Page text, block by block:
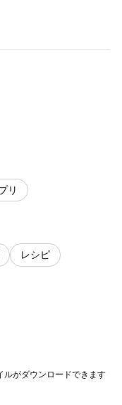
リ
レシピ
ルがダウンロードできます